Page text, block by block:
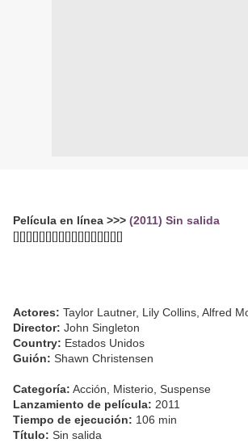
Película en línea >>> (2011) Sin salida
[][][][][][][][][][][][][][][][][]
Actores: Taylor Lautner, Lily Collins, Alfred
Director: John Singleton
Country: Estados Unidos
Guión: Shawn Christensen
Categoría: Acción, Misterio, Suspense
Lanzamiento de película: 2011
Tiempo de ejecución: 106 min
Título: Sin salida